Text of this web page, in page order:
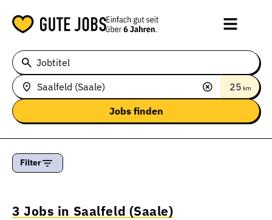
Jobtitel
25 km
Filter
3 Jobs in Saalfeld (Saale)